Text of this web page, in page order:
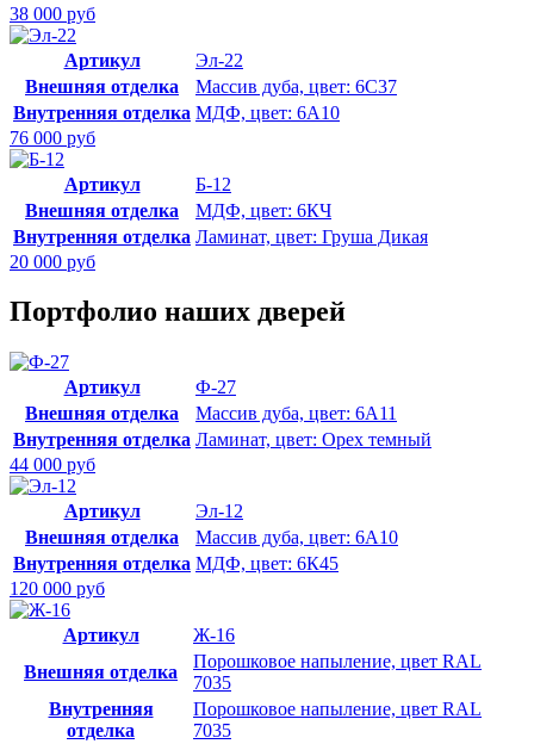
38 000 руб
Артикул
Эл-22
Внешняя отделка
Массив дуба, цвет: 6С37
Внутренняя отделка МДФ, цвет: 6А10
76 000 руб
Артикул
Б-12
Внешняя отделка
МДФ, цвет: 6КЧ
Внутренняя отделка Ламинат, цвет: Груша Дикая
20 000 руб
Портфолио наших дверей
Артикул
Ф-27
Внешняя отделка
Массив дуба, цвет: 6А11
Внутренняя отделка Ламинат, цвет: Орех темный
44 000 руб
Артикул
Эл-12
Внешняя отделка
Массив дуба, цвет: 6А10
Внутренняя отделка МДФ, цвет: 6К45
120 000 руб
Артикул
Ж-16
Внешняя отделка
Порошковое напыление, цвет RAL
7035
Внутренняя
отделка
Порошковое напыление, цвет RAL
7035